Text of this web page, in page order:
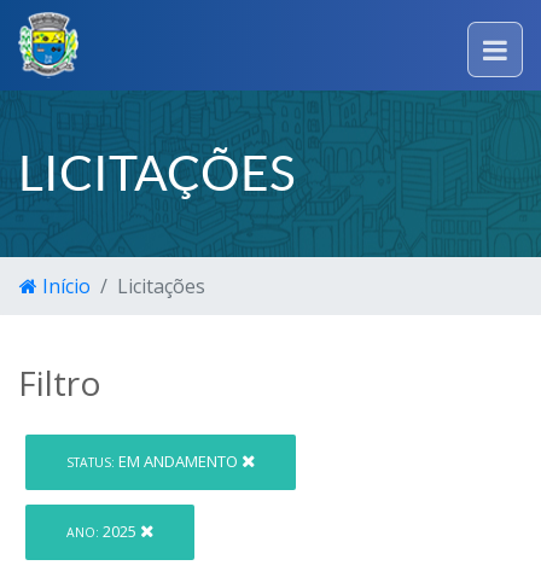
LICITAÇÕES
Início Licitações
Filtro
STATUS: EM ANDAMENTO
ANO: 2025